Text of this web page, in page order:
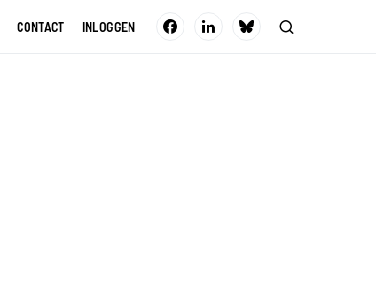
CONTACT INLOGGEN